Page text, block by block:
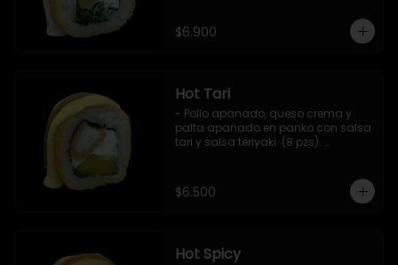
$6.900
Hot Tari
- Pollo apanado, queso crema y
palta apanado en panko con salsa
tari y salsa teriyaki  (8 pzs).
$6.500
Hot Spicy